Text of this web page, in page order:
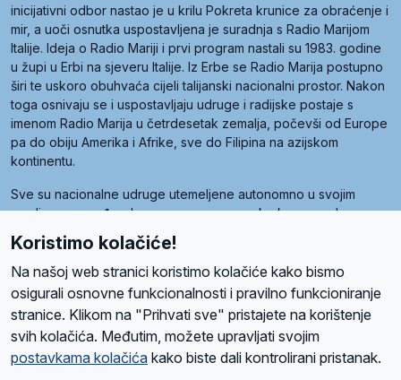
inicijativni odbor nastao je u krilu Pokreta krunice za obraćenje i
mir, a uoči osnutka uspostavljena je suradnja s Radio Marijom
Italije. Ideja o Radio Mariji i prvi program nastali su 1983. godine
u župi u Erbi na sjeveru Italije. Iz Erbe se Radio Marija postupno
širi te uskoro obuhvaća cijeli talijanski nacionalni prostor. Nakon
toga osnivaju se i uspostavljaju udruge i radijske postaje s
imenom Radio Marija u četrdesetak zemalja, počevši od Europe
pa do obiju Amerika i Afrike, sve do Filipina na azijskom
kontinentu.
Sve su nacionalne udruge utemeljene autonomno u svojim
zemljama, a međusobna su povezane preko krovne udruge
pod nazivom Svjetska obitelj Radio Marije (World Family of
Radio Maria). Svjetsku obitelj utemeljilo je sedam članica, među
kojima je i hrvatska Udruga Radio Marija.
O namaRadio ProgramVolonteriPrijateljiKontaktPravila privatnosti
Koristimo kolačiće!
Na našoj web stranici koristimo kolačiće kako bismo
osigurali osnovne funkcionalnosti i pravilno funkcioniranje
stranice. Klikom na "Prihvati sve" pristajete na korištenje
svih kolačića. Međutim, možete upravljati svojim
postavkama kolačića kako biste dali kontrolirani pristanak.